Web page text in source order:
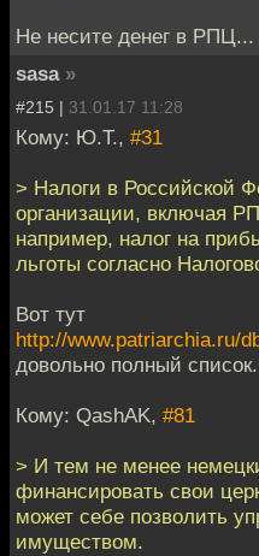
Не несите денег в РПЦ...
sasa »
#215 | 31.01.17 11:28
Кому: Ю.Т., #31
> Налоги в Российской
организации, включая
например, налог на
льготы согласно
Вот тут
http://www.patriarchia.ru/
довольно полный
Кому: QashAK, #81
> И тем не менее
финансировать свои
может себе позволить
имуществом.